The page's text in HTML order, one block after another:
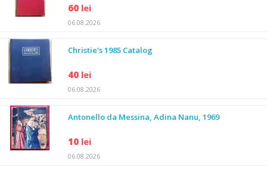
60 lei
06.08.2026
Christie's 1985 Catalog
40 lei
06.08.2026
Antonello da Messina, Adina Nanu, 1969
10 lei
06.08.2026